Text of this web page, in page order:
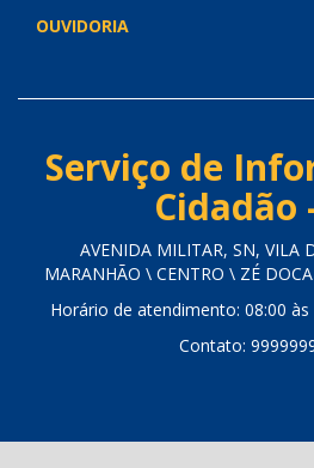
OUVIDORIA
Serviço de
Cidadão
AVENIDA MILITAR, SN, VILA
MARANHÃO \ CENTRO \ ZÉ
Horário de atendimento: 08:00 às
Contato: